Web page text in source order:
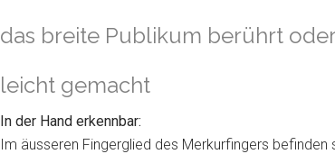
das breite Publikum berührt
leicht gemacht
In der Hand erkennbar:
Im äusseren Fingerglied des Merkurfingers befinden